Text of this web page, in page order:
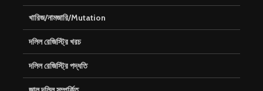
খারিজ/নামজারি/Mutation
দলিল রেজিস্ট্রি খরচ
দলিল রেজিস্ট্রি পদ্ধতি